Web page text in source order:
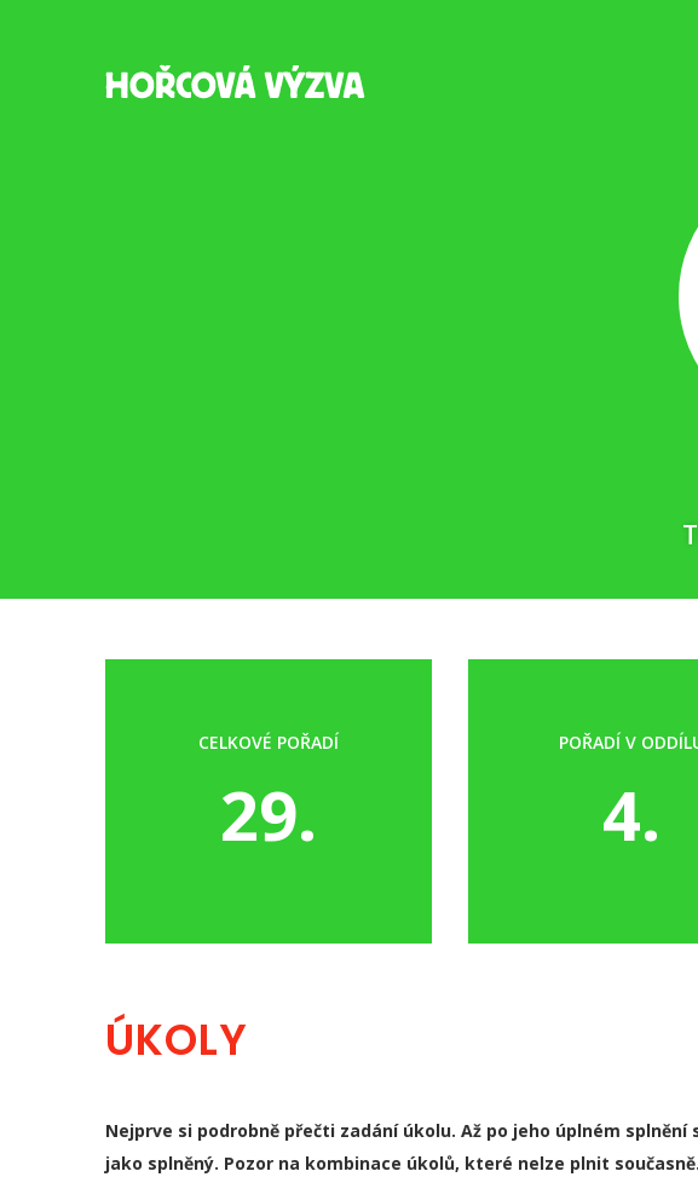
CELKOVÉ POŘADÍ
29.
POŘADÍ V
4.
ÚKOLY
Nejprve si podrobně přečti zadání úkolu. Až po jeho úplném splnění
jako splněný. Pozor na kombinace úkolů, které nelze plnit